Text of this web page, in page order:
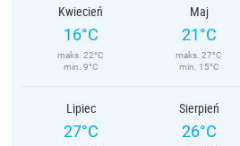
Kwiecień
16°C
maks. 22°C
min. 9°C
Maj
21°C
maks. 27°C
min. 15°C
Lipiec
27°C
Sierpień
26°C